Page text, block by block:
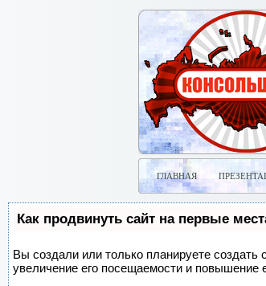
ГЛАВНАЯ
Как продвинуть сайт на первые
Вы создали или только планируете создать
увеличение его посещаемости и повышение